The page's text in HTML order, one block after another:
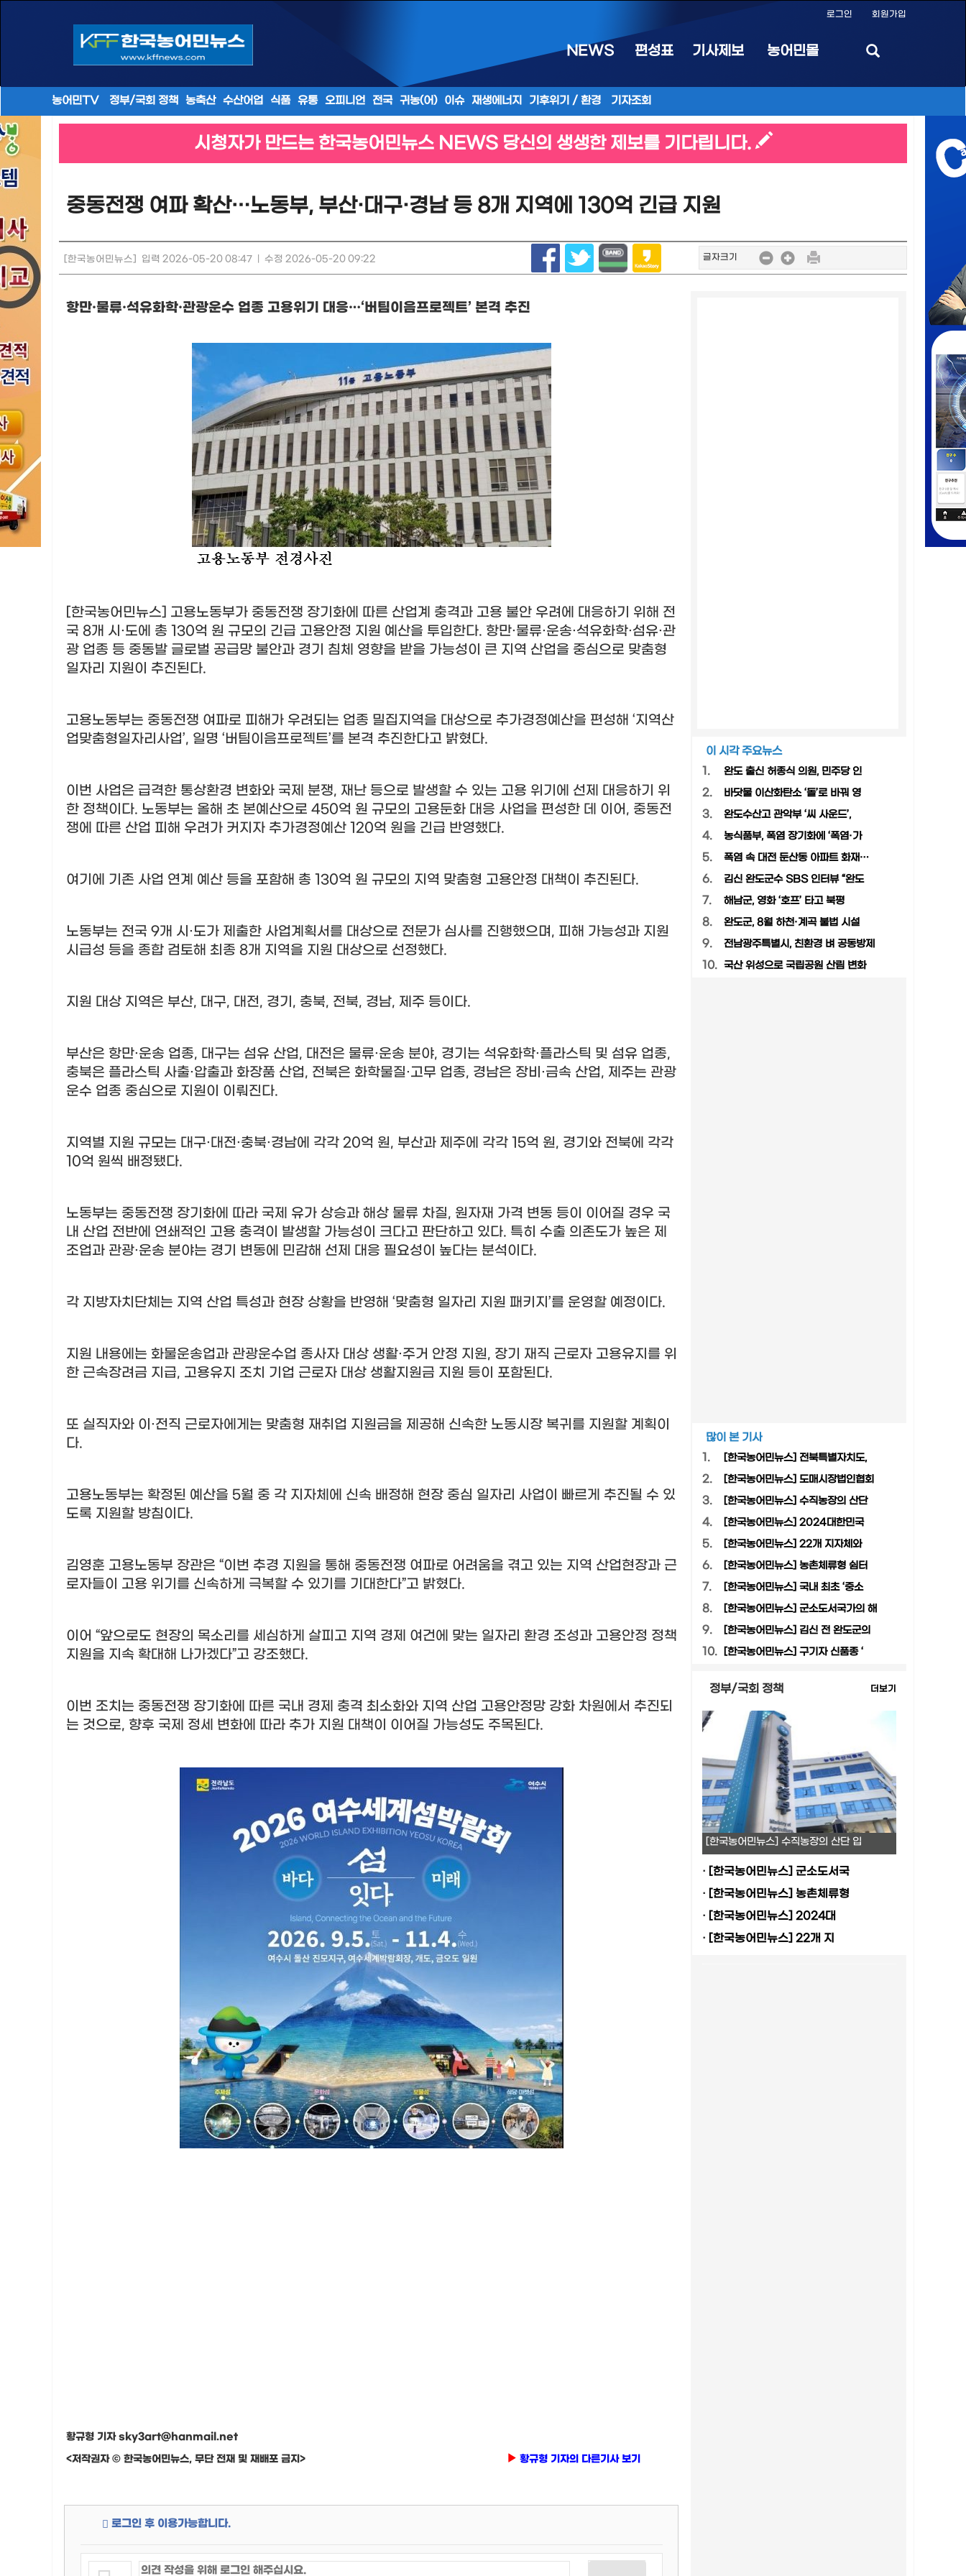
로그인 회원가입
NEWS 편성표 기사제보 농어민몰
농어민TV 정부/국회 정책 농축산 수산어업 식품 유통 오피니언 전국 귀농(어) 이슈 재생에너지 기후위기 / 환경 기자조회
시청자가 만드는 한국농어민뉴스 NEWS 당신의 생생한 제보를 기다립니다.
중동전쟁 여파 확산…노동부, 부산·대구·경남 등 8개 지역에 130억 긴급 지원
[한국농어민뉴스] 입력 2026-05-20 08:47 수정 2026-05-20 09:22 글자크기
항만·물류·석유화학·관광운수 업종 고용위기 대응…‘ 버팀이음프로젝트’ 본격 추진
[한국농어민뉴스] 고용노동부가 중동전쟁 장기화에 따른 산업계 충격과 고용 불안 우려에 대응하기 위해 전
국 8개 시 ·도에 총 130억 원 규모의 긴급 고용안정 지원 예산을 투입한다. 항만·물류·운송·석유화학·섬유·관
광 업종 등 중동발 글로벌 공급망 불안과 경기 침체 영향을 받을 가능성이 큰 지역 산업을 중심으로 맞춤형
일자리 지원이 추진된다.
고용노동부는 중동전쟁 여파로 피해가 우려되는 업종 밀집지역을 대상으로 추가경정예산을 편성해 ‘지역산
업맞춤형일자리사업’, 일명 ‘버팀이음프로젝트’를 본격 추진한다고 밝혔다.
이번 사업은 급격한 통상환경 변화와 국제 분쟁, 재난 등으로 발생할 수 있는 고용 위기에 선제 대응하기 위
한 정책이다. 노동부는 올해 초 본예산으로 450억 원 규모의 고용둔화 대응 사업을 편성한 데 이어, 중동전
쟁에 따른 산업 피해 우려가 커지자 추가경정예산 120억 원을 긴급 반영했다.
여기에 기존 사업 연계 예산 등을 포함해 총 130억 원 규모의 지역 맞춤형 고용안정 대책이 추진된다.
노동부는 전국 9개 시 ·도가 제출한 사업계획서를 대상으로 전문가 심사를 진행했으며, 피해 가능성과 지원
시급성 등을 종합 검토해 최종 8개 지역을 지원 대상으로 선정했다.
지원 대상 지역은 부산, 대구, 대전, 경기 , 충북, 전북, 경남, 제주 등이다.
부산은 항만·운송 업종, 대구는 섬유 산업, 대전은 물류·운송 분야, 경기는 석유화학·플라스틱 및 섬유 업종,
충북은 플라스틱 사출·압출과 화장품 산업, 전북은 화학물질·고무 업종, 경남은 장비 ·금속 산업, 제주는 관광
운수 업종 중심으로 지원이 이뤄진다.
지역별 지원 규모는 대구· 대전·충북·경남에 각각 20억 원, 부산과 제주에 각각 15억 원, 경기와 전북에 각각
10억 원씩 배정됐다.
노동부는 중동전쟁 장기화에 따라 국제 유가 상승과 해상 물류 차질, 원자재 가격 변동 등이 이어질 경우 국
내 산업 전반에 연쇄적인 고용 충격이 발생할 가능성이 크다고 판단하고 있다. 특히 수출 의존도가 높은 제
조업과 관광·운송 분야는 경기 변동에 민감해 선제 대응 필요성이 높다는 분석이다.
각 지방자치단체는 지역 산업 특성과 현장 상황을 반영해 ‘맞춤형 일자리 지원 패키지 ’를 운영할 예정이다.
지원 내용에는 화물운송업과 관광운수업 종사자 대상 생활·주거 안정 지원, 장기 재직 근로자 고용유지를 위
한 근속장려금 지급, 고용유지 조치 기업 근로자 대상 생활지원금 지원 등이 포함된다.
또 실직자와 이 ·전직 근로자에게는 맞춤형 재취업 지원금을 제공해 신속한 노동시장 복귀를 지원할 계획이
다.
고용노동부는 확정된 예산을 5월 중 각 지자체에 신속 배정해 현장 중심 일자리 사업이 빠르게 추진될 수 있
도록 지원할 방침이다.
김영훈 고용노동부 장관은 “이번 추경 지원을 통해 중동전쟁 여파로 어려움을 겪고 있는 지역 산업현장과 근
로자들이 고용 위기를 신속하게 극복할 수 있기를 기대한다”고 밝혔다.
이어 “앞으로도 현장의 목소리를 세심하게 살피고 지역 경제 여건에 맞는 일자리 환경 조성과 고용안정 정책
지원을 지속 확대해 나가겠다”고 강조했다.
이번 조치는 중동전쟁 장기화에 따른 국내 경제 충격 최소화와 지역 산업 고용안정망 강화 차원에서 추진되
는 것으로, 향후 국제 정세 변화에 따라 추가 지원 대책이 이어질 가능성도 주목된다.
황규형 기자 sky3art@hanmail.net
<저작권자 © 한국농어민뉴스, 무단 전재 및 재배포 금지>
황규형 기자의 다른기사 보기
로그인 후 이용가능합니다.
이 시각 주요뉴스
1.
완도 출신 허종식 의원, 민주당 인
2. 바닷물 이산화탄소 ‘돌’로 바꿔 영
3. 완도수산고 관악부 ‘씨 사운드’,
4. 농식품부, 폭염 장기화에 ‘폭염·가
5. 폭염 속 대전 둔산동 아파트 화재…
6. 김신 완도군수 SBS 인터뷰 “완도
7. 해남군, 영화 ‘호프’ 타고 북평
8. 완도군, 8월 하천·계곡 불법 시설
9. 전남광주특별시, 친환경 벼 공동방제
10. 국산 위성으로 국립공원 산림 변화
많이 본 기사
1.
[한국농어민뉴스] 전북특별자치도,
2. [한국농어민뉴스] 도매시장법인협회
3. [한국농어민뉴스] 수직농장의 산단
4. [한국농어민뉴스] 2024대한민국
5. [한국농어민뉴스] 22개 지자체와
6. [한국농어민뉴스] 농촌체류형 쉼터
7. [한국농어민뉴스] 국내 최초 ‘중소
8. [한국농어민뉴스] 군소도서국가의 해
9. [한국농어민뉴스] 김신 전 완도군의
10. [한국농어민뉴스] 구기자 신품종 ‘
정부/국회 정책 더보기
[한국농어민뉴스] 수직농장의 산단 입
· [한국농어민뉴스] 군소도서국
· [한국농어민뉴스] 농촌체류형
· [한국농어민뉴스] 2024대
· [한국농어민뉴스] 22개 지